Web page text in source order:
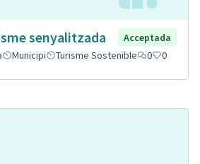
senyalitzada
Acceptada
Municipi Turisme Sostenible 0 0